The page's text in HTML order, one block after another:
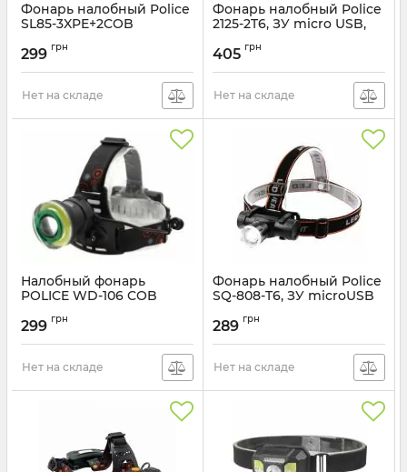
Фонарь налобный Police
SL85-3XPE+2COB
Артикул:
299 грн
Нет на складе
Фонарь налобный Police
2125-2T6, ЗУ micro USB,
Артикул:
405 грн
Нет на складе
Налобный фонарь
POLICE WD-106 COB
299 грн
Нет на складе
Фонарь налобный Police
SQ-808-T6, ЗУ microUSB
289 грн
Нет на складе